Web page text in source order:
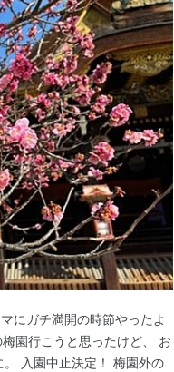
にガチ満開の時節やったよ
園行こうと思ったけど、 お
入園中止決定！ 梅園外の